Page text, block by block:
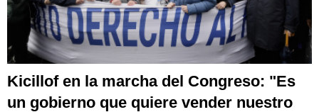
Kicillof en la marcha del Congreso: "Es
un gobierno que quiere vender nuestro